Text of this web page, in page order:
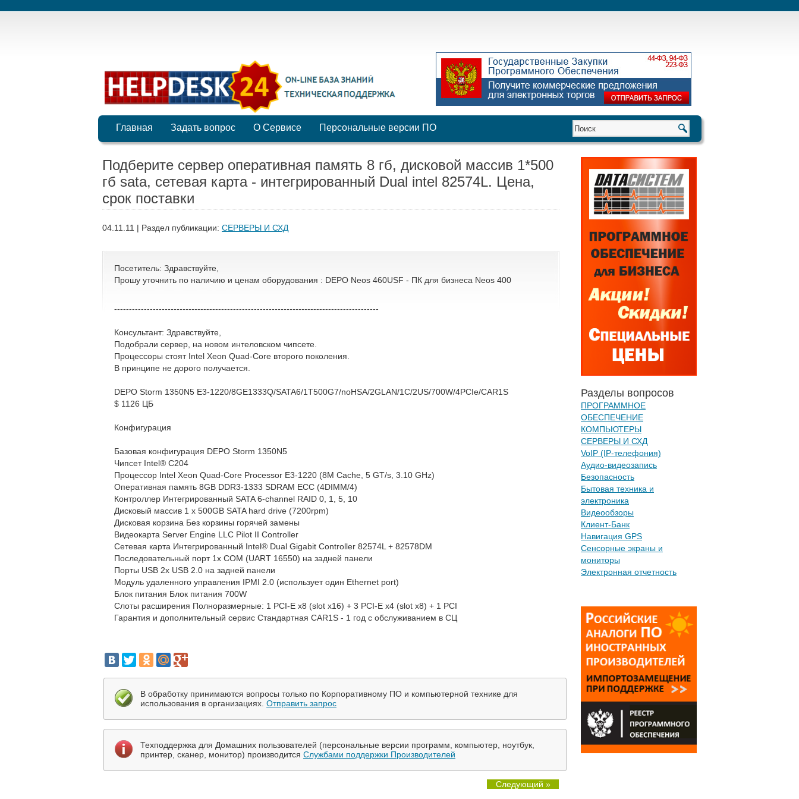
Главная Задать вопрос О Сервисе Персональные версии ПО
Подберите сервер оперативная память 8 гб, дисковой массив 1*500
гб sata, сетевая карта - интегрированный Dual intel 82574L. Цена,
срок поставки
04.11.11 | Раздел публикации: СЕРВЕРЫ И СХД
Посетитель: Здравствуйте,
Прошу уточнить по наличию и ценам оборудования : DEPO Neos 460USF - ПК для бизнеса Neos 400
-----------------------------------------------------------------------------------------
Консультант: Здравствуйте,
Подобрали сервер, на новом интеловском чипсете.
Процессоры стоят Intel Xeon Quad-Core второго поколения.
В принципе не дорого получается.
DEPO Storm 1350N5 E3-1220/8GE1333Q/SATA6/1T500G7/noHSA/2GLAN/1C/2US/700W/4PCIe/CAR1S
$ 1126 ЦБ
Конфигурация
Базовая конфигурация DEPO Storm 1350N5
Чипсет Intel® C204
Процессор Intel Xeon Quad-Core Processor E3-1220 (8M Cache, 5 GT/s, 3.10 GHz)
Оперативная память 8GB DDR3-1333 SDRAM ECC (4DIMM/4)
Контроллер Интегрированный SATA 6-channel RAID 0, 1, 5, 10
Дисковый массив 1 x 500GB SATA hard drive (7200rpm)
Дисковая корзина Без корзины горячей замены
Видеокарта Server Engine LLC Pilot II Controller
Сетевая карта Интегрированный Intel® Dual Gigabit Controller 82574L + 82578DM
Последовательный порт 1x COM (UART 16550) на задней панели
Порты USB 2x USB 2.0 на задней панели
Модуль удаленного управления IPMI 2.0 (использует один Ethernet port)
Блок питания Блок питания 700W
Слоты расширения Полноразмерные: 1 PCI-E x8 (slot x16) + 3 PCI-E x4 (slot x8) + 1 PCI
Гарантия и дополнительный сервис Стандартная CAR1S - 1 год с обслуживанием в СЦ
В обработку принимаются вопросы только по Корпоративному ПО и компьютерной технике для
использования в организациях. Отправить запрос
Техподдержка для Домашних пользователей (персональные версии программ, компьютер, ноутбук,
принтер, сканер, монитор) производится Службами поддержки Производителей
Следующий »
Разделы вопросов
ПРОГРАММНОЕ
ОБЕСПЕЧЕНИЕ
КОМПЬЮТЕРЫ
СЕРВЕРЫ И СХД
VoIP (IP-телефония)
Аудио-видеозапись
Безопасность
Бытовая техника и
электроника
Видеообзоры
Клиент-Банк
Навигация GPS
Сенсорные экраны и
мониторы
Электронная отчетность